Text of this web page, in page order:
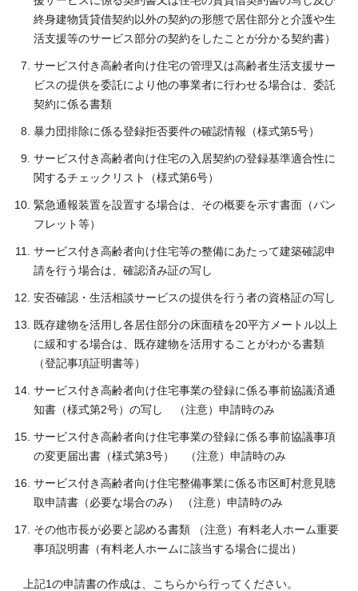
終身建物賃貸借契約以外の契約の形態で居住部分と介護や生
活支援等のサービス部分の契約をしたことが分かる契約書）
サービス付き高齢者向け住宅の管理又は高齢者生活支援サー
ビスの提供を委託により他の事業者に行わせる場合は、委託
契約に係る書類
暴力団排除に係る登録拒否要件の確認情報（様式第5号）
サービス付き高齢者向け住宅の入居契約の登録基準適合性に
関するチェックリスト（様式第6号）
緊急通報装置を設置する場合は、その概要を示す書面（パン
フレット等）
サービス付き高齢者向け住宅等の整備にあたって建築確認申
請を行う場合は、確認済み証の写し
安否確認・生活相談サービスの提供を行う者の資格証の写し
既存建物を活用し各居住部分の床面積を20平方メートル以上
に緩和する場合は、既存建物を活用することがわかる書類
（登記事項証明書等）
サービス付き高齢者向け住宅事業の登録に係る事前協議済通
知書（様式第2号）の写し （注意）申請時のみ
サービス付き高齢者向け住宅事業の登録に係る事前協議事項
の変更届出書（様式第3号） （注意）申請時のみ
サービス付き高齢者向け住宅整備事業に係る市区町村意見聴
取申請書（必要な場合のみ） （注意）申請時のみ
その他市長が必要と認める書類 （注意）有料老人ホーム重要
事項説明書（有料老人ホームに該当する場合に提出）
上記1の申請書の作成は、こちらから行ってください。